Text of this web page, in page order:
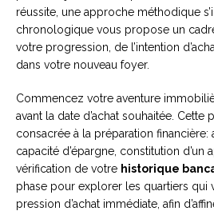
réussite, une approche méthodique
chronologique vous propose un
votre progression, de l’intention
dans votre nouveau foyer.
Commencez votre aventure
avant la date d’achat souhaitée.
consacrée à la préparation financière:
capacité d’épargne, constitution d’un
vérification de votre historique
phase pour explorer les quartiers qui
pression d’achat immédiate, afin